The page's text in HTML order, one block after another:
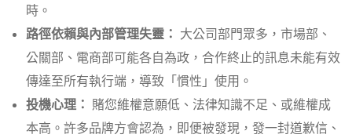
時。
路徑依賴與內部管理失靈： 大公司部門眾多，市場部、
公關部、電商部可能各自為政，合作終止的訊息未能有效
傳達至所有執行端，導致「慣性」使用。
投機心理： 賭您維權意願低、法律知識不足、或維權成
本高。許多品牌方會認為，即便被發現，發一封道歉信、